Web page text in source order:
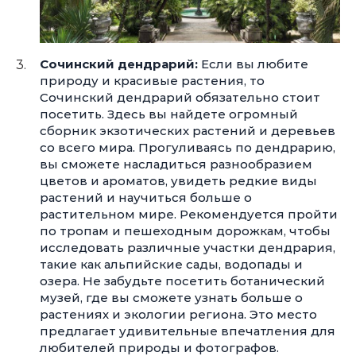
Сочинский дендрарий: Если вы любите
природу и красивые растения, то
Сочинский дендрарий обязательно стоит
посетить. Здесь вы найдете огромный
сборник экзотических растений и деревьев
со всего мира. Прогуливаясь по дендрарию,
вы сможете насладиться разнообразием
цветов и ароматов, увидеть редкие виды
растений и научиться больше о
растительном мире. Рекомендуется пройти
по тропам и пешеходным дорожкам, чтобы
исследовать различные участки дендрария,
такие как альпийские сады, водопады и
озера. Не забудьте посетить ботанический
музей, где вы сможете узнать больше о
растениях и экологии региона. Это место
предлагает удивительные впечатления для
любителей природы и фотографов.